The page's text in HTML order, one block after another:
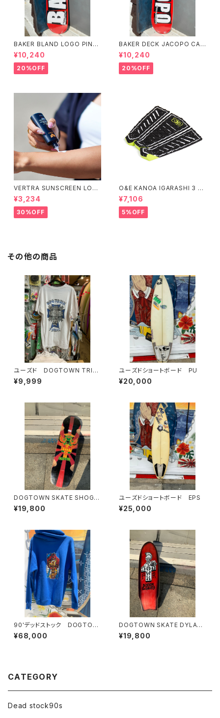
BAKER BLAND LOGO PINK
DECK 8.0 ベイカー ブラン
ド ロゴ デッキ ピンク 8イ
ンチ スケートボード スケボー
¥10,240
20%OFF
BAKER DECK JACOPO CAR
OZZI BRAND LOGO 8.25 ベ
イカー デッキ ジェイコープ ブ
ランド ロゴ スケートボード
スケボー
¥10,240
20%OFF
VERTRA SUNSCREEN LOTI
ON WHITE SPF 44＃
¥3,234
30%OFF
O&E KANOA IGARASHI 3 PI
ECE BLACK/LIME｜PRO SE
RIES
¥7,106
5%OFF
その他の商品
ユーズド DOGTOWN TRIB
AL メンズTシャツ
¥9,999
ユーズドショートボード PU
¥20,000
DOGTOWN SKATE SHOGO
KUBO POOL Deck shogo k
ubo pool deck ドッグタウン
ートボード OGデッキ REDBL
ACK/DOGTOWN SKATES O
LDSKULL OLDSKATE
¥19,800
ユーズドショートボード EPS
¥25,000
90'デッドストック DOGTOW
N
¥68,000
DOGTOWN SKATE DYLAN
GRAVES Cruiser ドッグタウン
スケート ダレングレイビス ミ
¥19,800
CATEGORY
Dead stock90s